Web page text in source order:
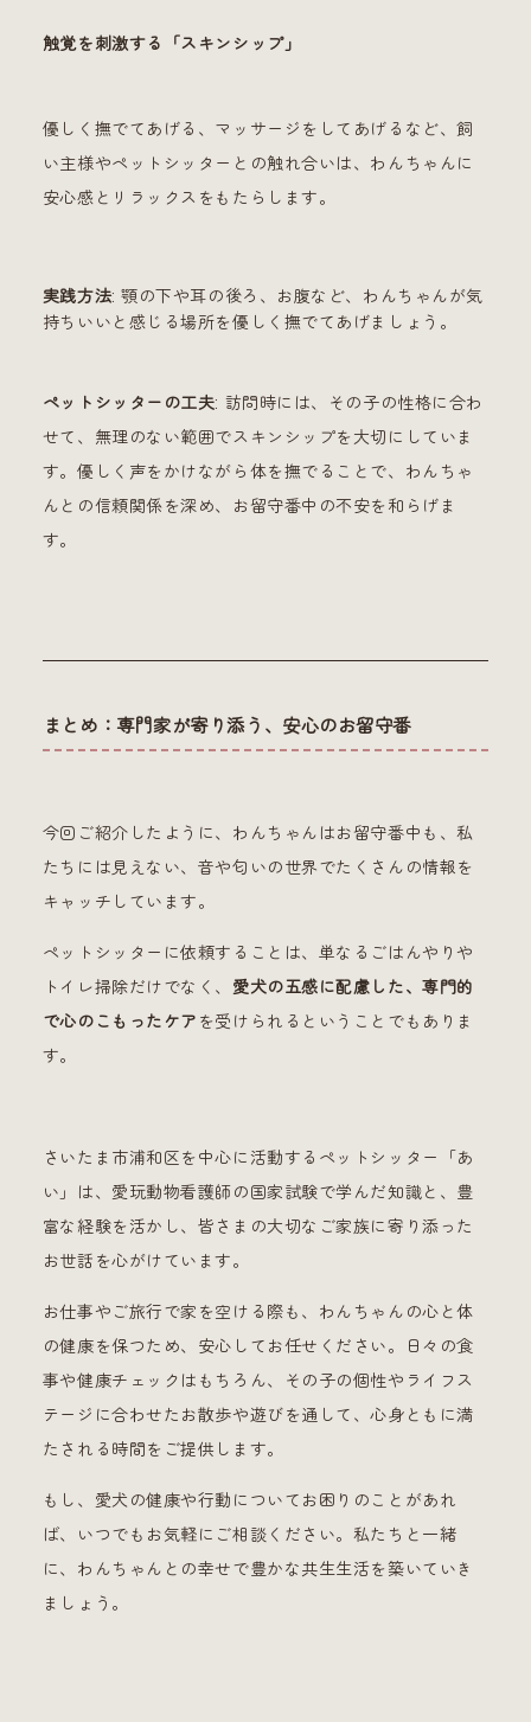
触覚を刺激する「スキンシップ」
優しく撫でてあげる、マッサージをしてあげるなど、飼
い主様やペットシッターとの触れ合いは、わんちゃんに
安心感とリラックスをもたらします。
実践方法: 顎の下や耳の後ろ、お腹など、わんちゃんが気
持ちいいと感じる場所を優しく撫でてあげましょう。
ペットシッターの工夫: 訪問時には、その子の性格に合わ
せて、無理のない範囲でスキンシップを大切にしていま
す。優しく声をかけながら体を撫でることで、わんちゃ
んとの信頼関係を深め、お留守番中の不安を和らげま
す。
まとめ：専門家が寄り添う、安心のお留守番
今回ご紹介したように、わんちゃんはお留守番中も、私
たちには見えない、音や匂いの世界でたくさんの情報を
キャッチしています。
ペットシッターに依頼することは、単なるごはんやりや
トイレ掃除だけでなく、 愛犬の五感に配慮した、専門的
で心のこもったケア を受けられるということでもありま
す。
さいたま市浦和区を中心に活動するペットシッター「あ
い」は、愛玩動物看護師の国家試験で学んだ知識と、豊
富な経験を活かし、皆さまの大切なご家族に寄り添った
お世話を心がけています。
お仕事やご旅行で家を空ける際も、わんちゃんの心と体
の健康を保つため、安心してお任せください。日々の食
事や健康チェックはもちろん、その子の個性やライフス
テージに合わせたお散歩や遊びを通して、心身ともに満
たされる時間をご提供します。
もし、愛犬の健康や行動についてお困りのことがあれ
ば、いつでもお気軽にご相談ください。私たちと一緒
に、わんちゃんとの幸せで豊かな共生生活を築いていき
ましょう。